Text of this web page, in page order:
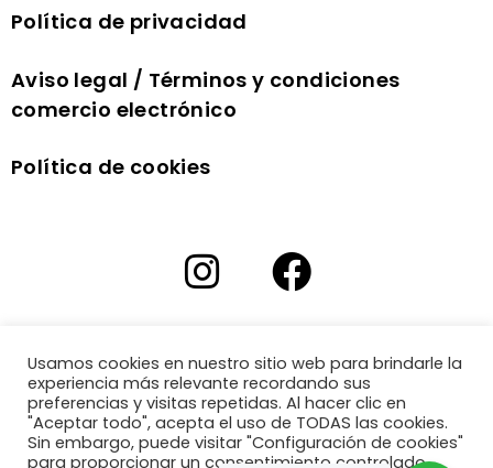
Política de privacidad
Aviso legal / Términos y condiciones
comercio electrónico
Política de cookies
Usamos cookies en nuestro sitio web para brindarle la
experiencia más relevante recordando sus
preferencias y visitas repetidas. Al hacer clic en
"Aceptar todo", acepta el uso de TODAS las cookies.
Sin embargo, puede visitar "Configuración de cookies"
para proporcionar un consentimiento controlado.